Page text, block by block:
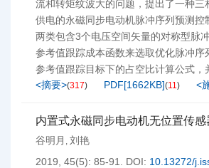
流和转矩纹波大的问题，提出了一种三
供电的永磁同步电动机脉冲序列预测控
两类包含3个电压空间矢量的对称型脉
参考值跟踪成本函数来选取优化脉冲序
参考值跟踪目标下的占空比计算公式，
<摘要>(317) PDF[1662KB](11) <
内置式永磁同步电动机无位置传感
谷明月 , 刘艳
2019, 45(5): 85-91.
DOI: 10.13272/